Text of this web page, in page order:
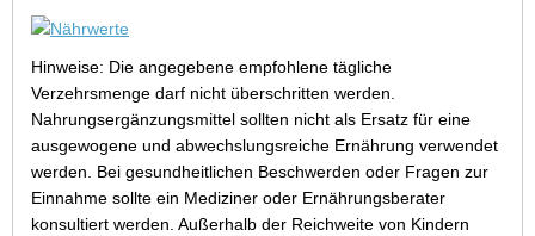
Hinweise: Die angegebene empfohlene tägliche
Verzehrsmenge darf nicht überschritten werden.
Nahrungsergänzungsmittel sollten nicht als Ersatz für eine
ausgewogene und abwechslungsreiche Ernährung verwendet
werden. Bei gesundheitlichen Beschwerden oder Fragen zur
Einnahme sollte ein Mediziner oder Ernährungsberater
konsultiert werden. Außerhalb der Reichweite von Kindern